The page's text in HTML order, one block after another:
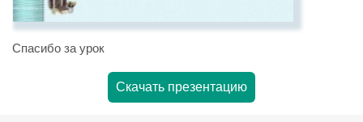
Спасибо за урок
Скачать презентацию